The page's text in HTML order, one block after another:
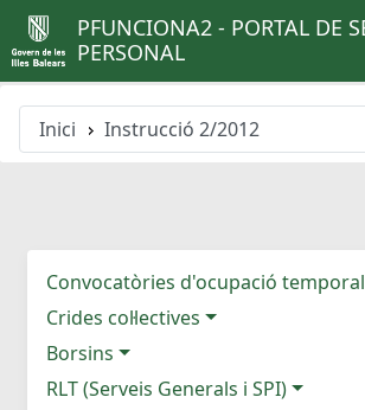
PFUNCIONA2 - PORTAL DE
PERSONAL
Inici Instrucció 2/2012
Convocatòries d'ocupació temporal
Crides col·lectives
Borsins
RLT (Serveis Generals i SPI)